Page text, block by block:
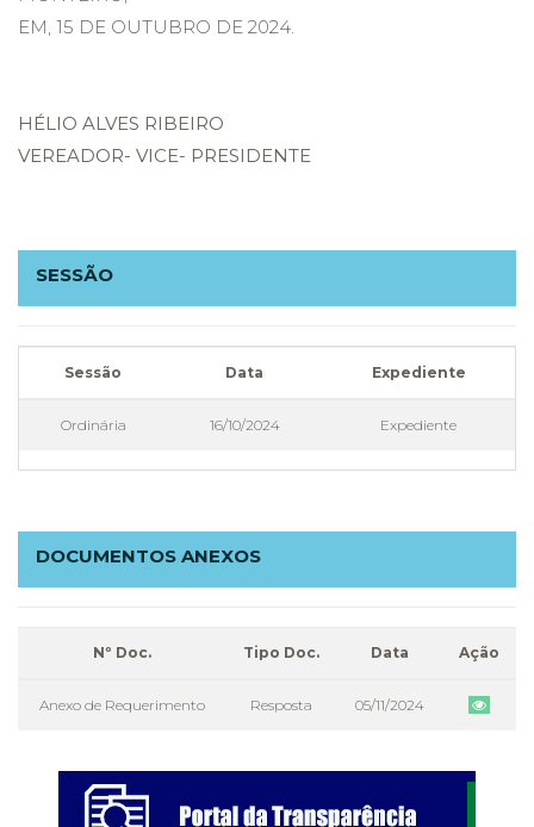
EM, 15 DE OUTUBRO DE 2024.
HÉLIO ALVES RIBEIRO
VEREADOR- VICE- PRESIDENTE
SESSÃO
Sessão Data Expediente
Ordinária 16/10/2024 Expediente
DOCUMENTOS ANEXOS
Nº Doc. Tipo Doc. Data Ação
Anexo de Requerimento Resposta 05/11/2024